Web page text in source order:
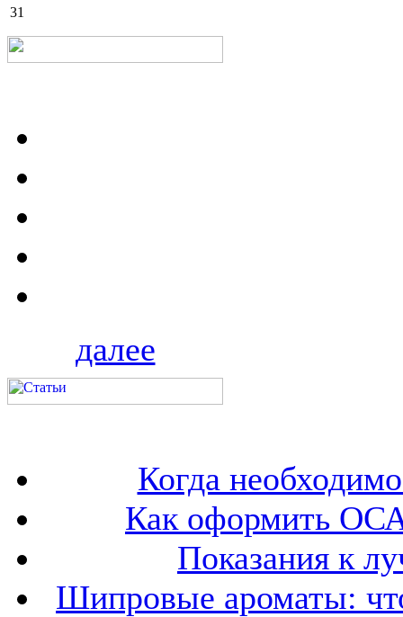
31
далее
Когда
Как оформить
Показания к
Шипровые ароматы: